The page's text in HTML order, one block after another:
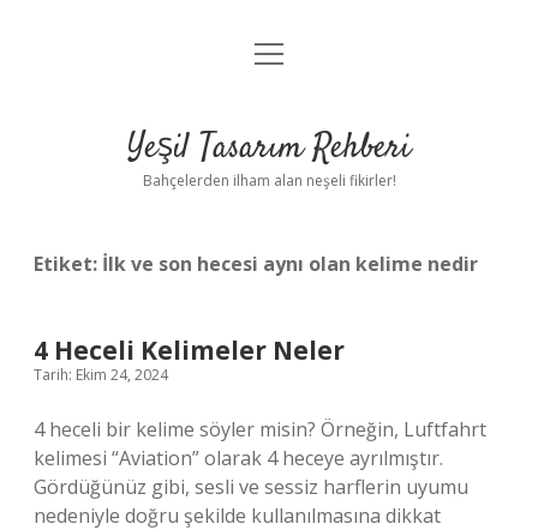
Anasayfa
Yasal Uyarı
menüyü
Yeşil Tasarım Rehberi
Bahçelerden ilham alan neşeli fikirler!
Etiket: İlk ve son hecesi aynı olan kelime nedir
4 Heceli Kelimeler Neler
Tarih: Ekim 24, 2024
4 heceli bir kelime söyler misin? Örneğin, Luftfahrt
kelimesi “Aviation” olarak 4 heceye ayrılmıştır.
Gördüğünüz gibi, sesli ve sessiz harflerin uyumu
nedeniyle doğru şekilde kullanılmasına dikkat